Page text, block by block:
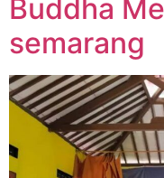
Buddha
semarang